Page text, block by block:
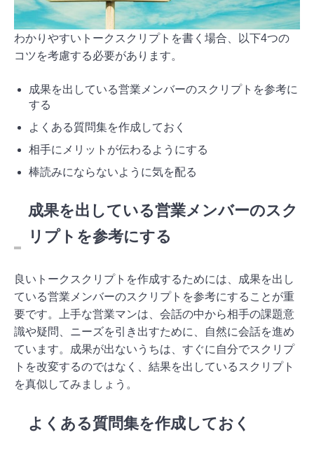
わかりやすいトークスクリプトを書く場合、以下4つの
コツを考慮する必要があります。
成果を出している営業メンバーのスクリプトを参考に
する
よくある質問集を作成しておく
相手にメリットが伝わるようにする
棒読みにならないように気を配る
成果を出している営業メンバーのスク
リプトを参考にする
良いトークスクリプトを作成するためには、成果を出し
ている営業メンバーのスクリプトを参考にすることが重
要です。上手な営業マンは、会話の中から相手の課題意
識や疑問、ニーズを引き出すために、自然に会話を進め
ています。成果が出ないうちは、すぐに自分でスクリプ
トを改変するのではなく、結果を出しているスクリプト
を真似してみましょう。
よくある質問集を作成しておく